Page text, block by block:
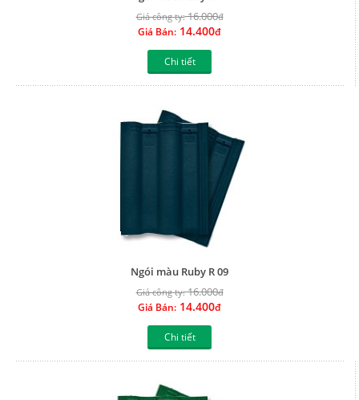
Giá công ty:16.000đ
Giá Bán: 14.400đ
Chi tiết
Ngói màu Ruby R 09
Giá công ty:16.000đ
Giá Bán: 14.400đ
Chi tiết